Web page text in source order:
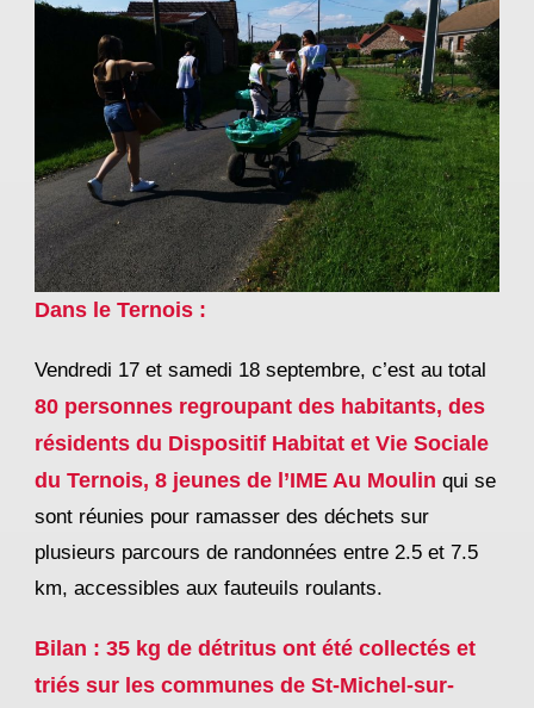
Dans le Ternois :
Vendredi 17 et samedi 18 septembre, c’est au total
80 personnes regroupant des habitants, des
résidents du Dispositif Habitat et Vie Sociale
du Ternois, 8 jeunes de l’IME Au Moulinqui se
sont réunies pour ramasser des déchets sur
plusieurs parcours de randonnées entre 2.5 et 7.5
km, accessibles aux fauteuils roulants.
Bilan : 35 kg de détritus ont été collectés et
triés sur les communes de St-Michel-sur-